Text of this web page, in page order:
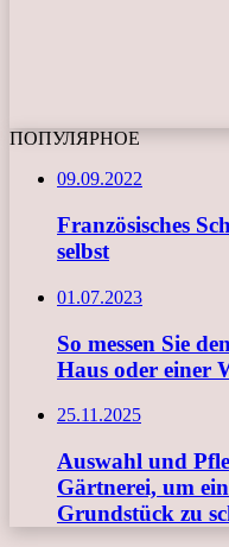
ПОПУЛЯРНОЕ
09.09.2022
Französisches
selbst
01.07.2023
So messen Sie
Haus oder einer
25.11.2025
Auswahl und
Gärtnerei, um
Grundstück zu